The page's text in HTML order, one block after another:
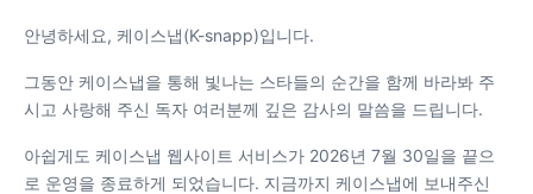
안녕하세요, 케이스냅(K-snapp)입니다.
그동안 케이스냅을 통해 빛나는 스타들의 순간을 함께 바라봐 주
시고 사랑해 주신 독자 여러분께 깊은 감사의 말씀을 드립니다.
아쉽게도 케이스냅 웹사이트 서비스가 2026년 7월 30일을 끝으
로 운영을 종료하게 되었습니다. 지금까지 케이스냅에 보내주신